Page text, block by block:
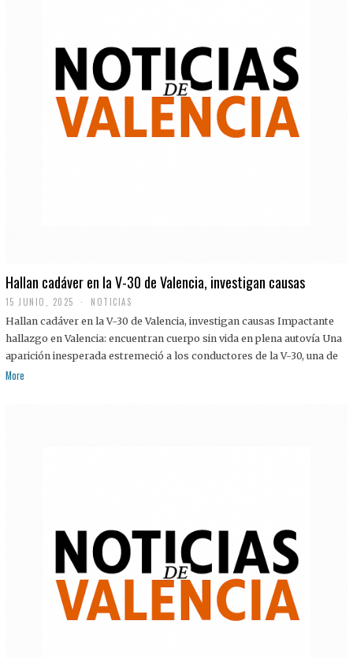
Hallan cadáver en la V-30 de Valencia, investigan causas
15 JUNIO, 2025 NOTICIAS
Hallan cadáver en la V-30 de Valencia, investigan causas Impactante
hallazgo en Valencia: encuentran cuerpo sin vida en plena autovía Una
aparición inesperada estremeció a los conductores de la V-30, una de
More